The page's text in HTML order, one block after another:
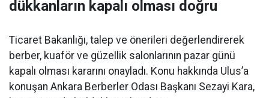
dükkanların kapalı olması doğru
Ticaret Bakanlığı, talep ve önerileri değerlendirerek
berber, kuaför ve güzellik salonlarının pazar günü
kapalı olması kararını onayladı. Konu hakkında Ulus’a
konuşan Ankara Berberler Odası Başkanı Sezayi Kara,